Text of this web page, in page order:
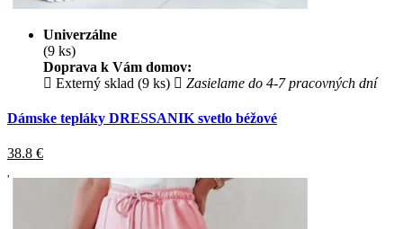
Univerzálne
(9 ks)
Doprava k Vám domov:
Externý sklad (9 ks)
Zasielame do 4-7 pracovných dní
Dámske tepláky DRESSANIK svetlo béžové
38.8 €